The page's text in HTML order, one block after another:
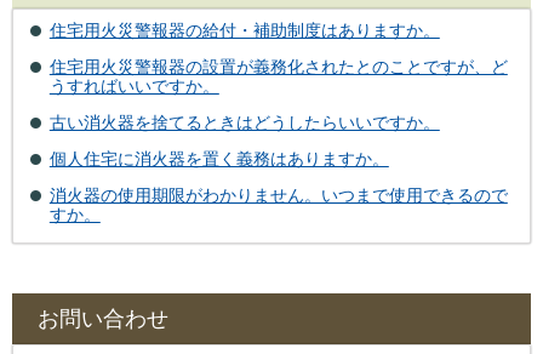
住宅用火災警報器の給付・補助制度はありますか。
住宅用火災警報器の設置が義務化されたとのことですが、ど
うすればいいですか。
古い消火器を捨てるときはどうしたらいいですか。
個人住宅に消火器を置く義務はありますか。
消火器の使用期限がわかりません。いつまで使用できるので
すか。
お問い合わせ